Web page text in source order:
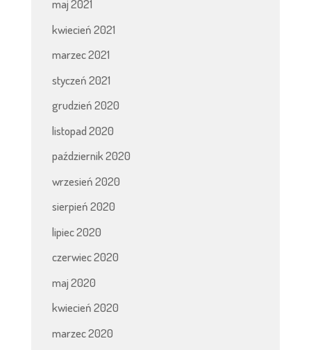
maj 2021
kwiecień 2021
marzec 2021
styczeń 2021
grudzień 2020
listopad 2020
październik 2020
wrzesień 2020
sierpień 2020
lipiec 2020
czerwiec 2020
maj 2020
kwiecień 2020
marzec 2020